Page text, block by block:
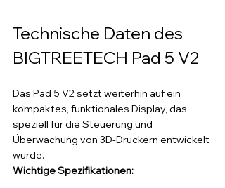
Technische Daten des
BIGTREETECH Pad 5 V2
Das Pad 5 V2 setzt weiterhin auf ein
kompaktes, funktionales Display, das
speziell für die Steuerung und
Überwachung von 3D-Druckern entwickelt
wurde.
Wichtige Spezifikationen: